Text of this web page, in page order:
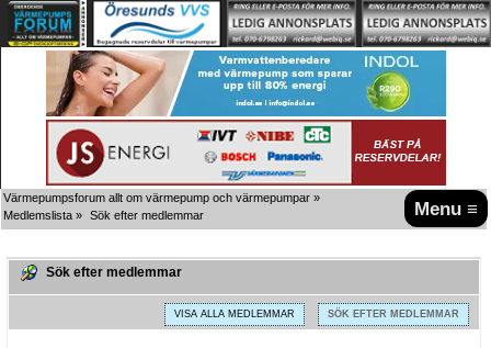
Menu ≡
Värmepumpsforum allt om värmepump och värmepumpar »
Medlemslista » Sök efter medlemmar
Sök efter medlemmar
VISA ALLA MEDLEMMAR SÖK EFTER MEDLEMMAR